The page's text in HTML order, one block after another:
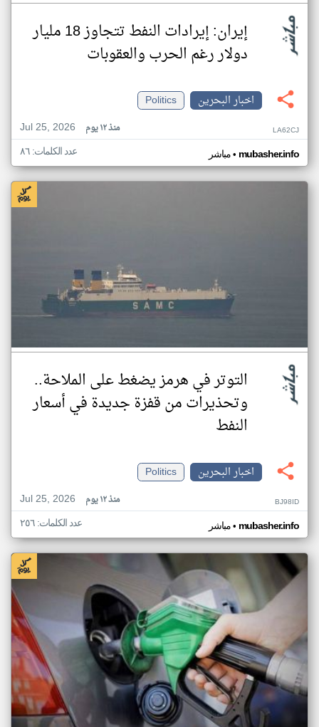
إيران: إيرادات النفط تتجاوز 18 مليار
دولار رغم الحرب والعقوبات
اخبار البحرين
Politics
Jul 25, 2026
منذ ١٢ يوم LA62CJ
مباشر• mubasher.info عدد الكلمات: ٨٦
التوتر في هرمز يضغط على الملاحة..
وتحذيرات من قفزة جديدة في أسعار
النفط
اخبار البحرين
Politics
Jul 25, 2026
منذ ١٢ يوم BJ98ID
مباشر• mubasher.info عدد الكلمات: ٢٥٦